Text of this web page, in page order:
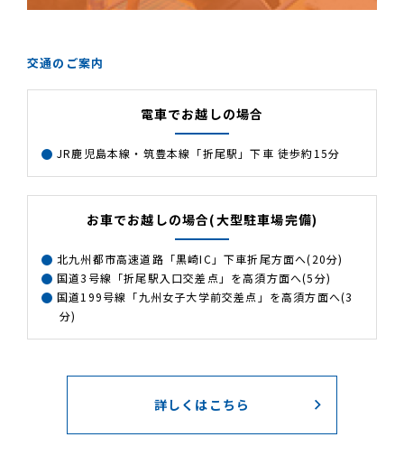
交通のご案内
電車でお越しの場合
JR鹿児島本線・筑豊本線「折尾駅」下車 徒歩約15分
お車でお越しの場合(大型駐車場完備)
北九州都市高速道路「黒崎IC」下車折尾方面へ(20分)
国道3号線「折尾駅入口交差点」を高須方面へ(5分)
国道199号線「九州女子大学前交差点」を高須方面へ(3
分)
詳しくはこちら